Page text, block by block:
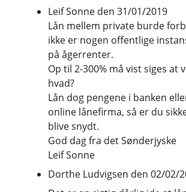
Leif Sonne den 31/01/2019
Lån mellem private burde
ikke er nogen offentlige
på ågerrenter.
Op til 2-300% må vist siges at
hvad?
Lån dog pengene i banken
online lånefirma, så er du
blive snydt.
God dag fra det Sønderjyske
Leif Sonne
Dorthe Ludvigsen den 02/02/